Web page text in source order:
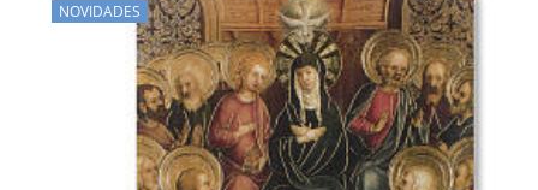
NOVIDADES